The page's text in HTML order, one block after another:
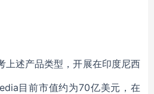
述产品类型，开展在印度尼西
目前市值约为70亿美元，在